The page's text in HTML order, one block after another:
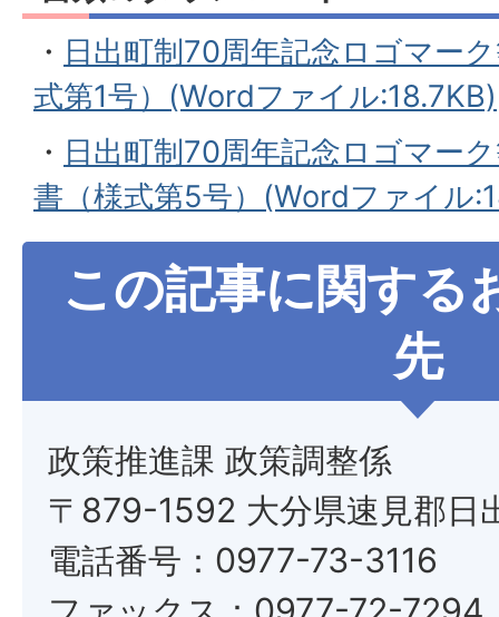
・ 日出町制70周年記念ロゴマー
式第1号）(Wordファイル:18.7KB)
・ 日出町制70周年記念ロゴマー
書（様式第5号）(Wordファイル
この記事に関する
先
政策推進課 政策調整係
〒879-1592 大分県速見郡日
電話番号：0977-73-3116